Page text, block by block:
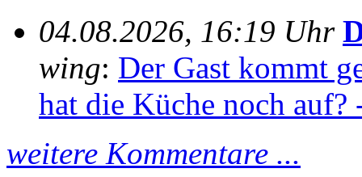
04.08.2026, 16:19 Uhr
wing: Der Gast kommt
hat die Küche noch auf?
weitere Kommentare ...